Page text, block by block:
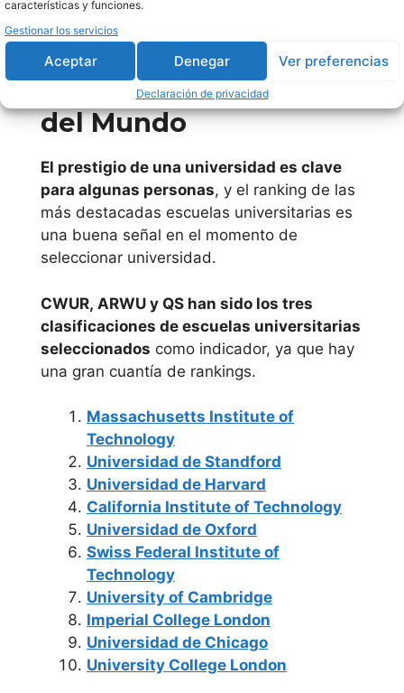
características y funciones.
Gestionar los servicios
Aceptar Denegar Ver preferencias
Declaración de privacidad
Distancia de
Madrid
Universidad
Europea de
Madrid
Universidad
Francisco de
Universidad
Nacional de
Educación a
Distancia U.N.E.D
Universidad
Politécnica de
Madrid
Universidad
Pontificia
Comillas
Universidad Rey
Juan Carlos
Universidad
Virtual de
Salamanca
(USAL)
Católica de
San Antonio
(UCAM)
Universidad
Internacional
(VIU)
Ranking mejores
escuelas universitarias
del Mundo
El prestigio de una universidad es clave
para algunas personas, y el ranking de las
más destacadas escuelas universitarias es
una buena señal en el momento de
seleccionar universidad.
CWUR, ARWU y QS han sido los tres
clasificaciones de escuelas universitarias
seleccionados como indicador, ya que hay
una gran cuantía de rankings.
Massachusetts Institute of
Technology
Universidad de Standford
Universidad de Harvard
California Institute of Technology
Universidad de Oxford
Swiss Federal Institute of
Technology
University of Cambridge
Imperial College London
Universidad de Chicago
University College London